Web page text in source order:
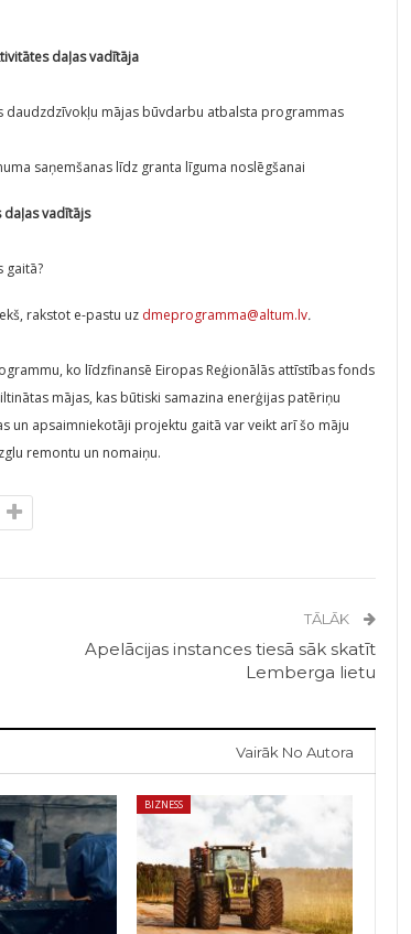
daļas vadītāja
daudzdzīvokļu mājas būvdarbu atbalsta programmas
saņemšanas līdz granta līguma noslēgšanai
daļas vadītājs
gaitā?
rakstot e-pastu uz dmeprogramma@altum.lv.
ko līdzfinansē Eiropas Reģionālās attīstības fonds
mājas, kas būtiski samazina enerģijas patēriņu
un apsaimniekotāji projektu gaitā var veikt arī šo māju
remontu un nomaiņu.
TĀLĀK
Apelācijas instances tiesā sāk skatīt
Lemberga lietu
Vairāk No Autora
BIZNESS